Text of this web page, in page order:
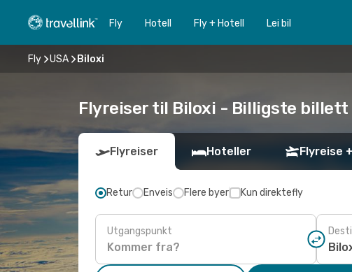
Fly Hotell Fly + Hotell Lei bil
Fly USA Biloxi
Flyreiser til Biloxi - Billigste billett
Flyreiser Hoteller Flyreise
Retur Enveis Flere byer Kun direktefly
Utgangspunkt